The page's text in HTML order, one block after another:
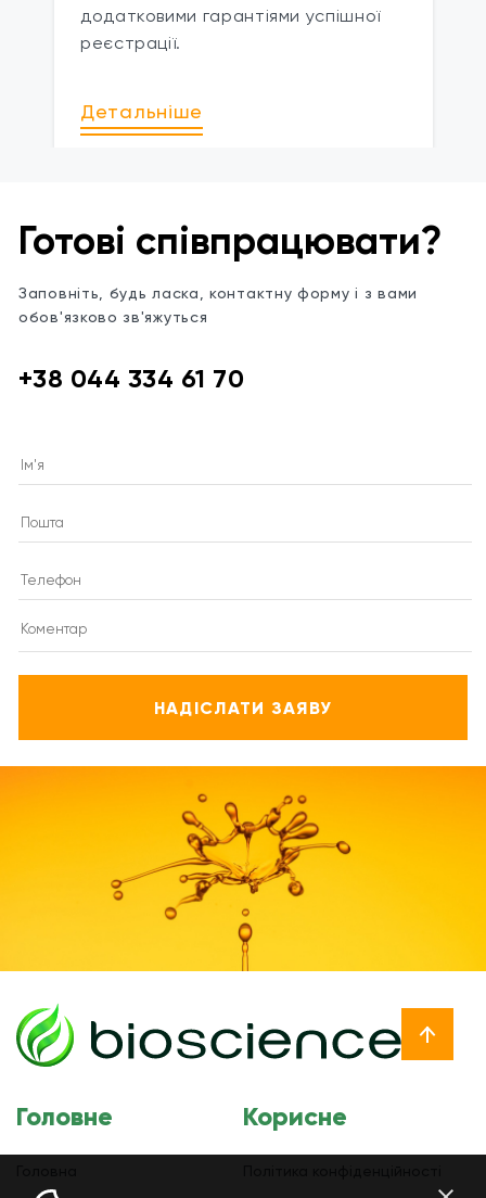
додатковими гарантіями успішної
реєстрації.
Детальніше
Готові співпрацювати?
Заповніть, будь ласка, контактну форму і з вами
обов'язково зв'яжуться
+38 044 334 61 70
Головне Корисне